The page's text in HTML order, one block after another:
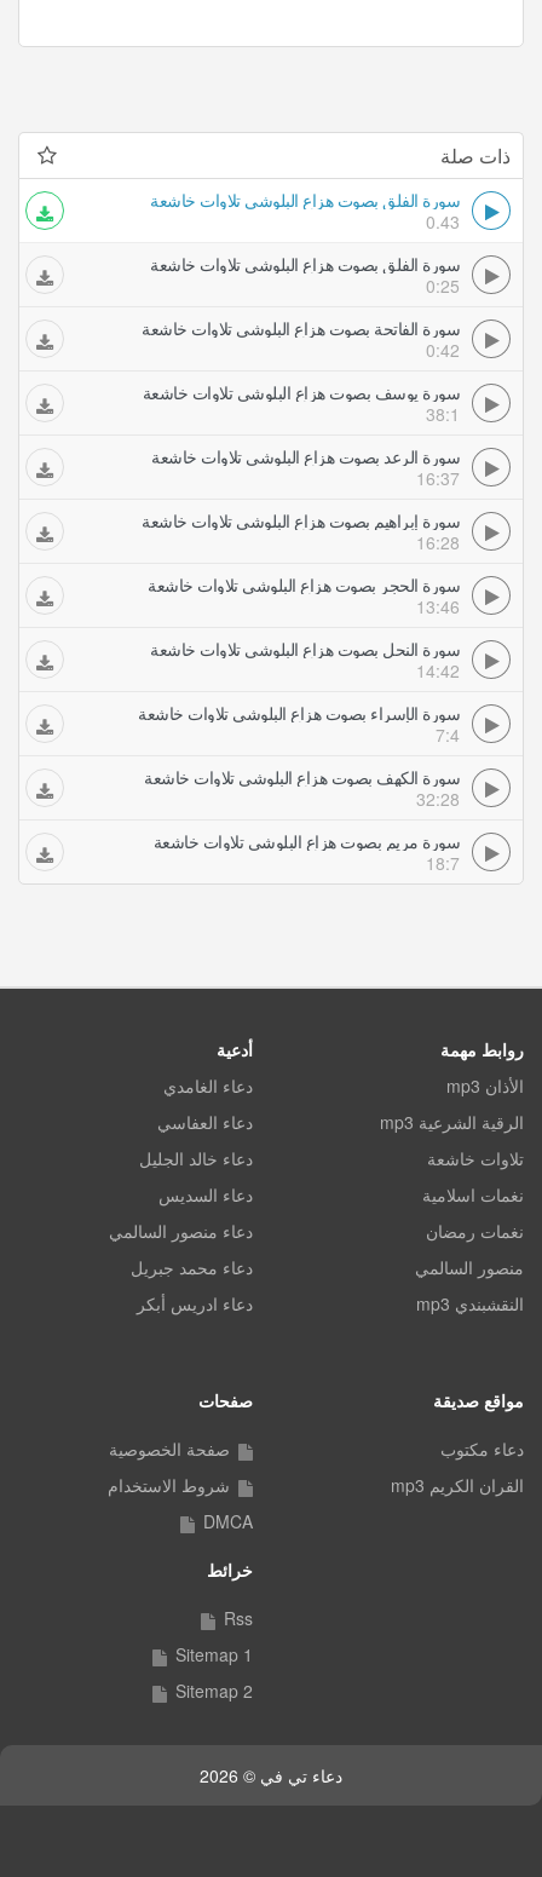
ذات صلة
سورة الفلق بصوت هزاع البلوشي تلاوات خاشعة
0.43
سورة الفلق بصوت هزاع البلوشي تلاوات خاشعة
0:25
سورة الفاتحة بصوت هزاع البلوشي تلاوات خاشعة
0:42
سورة يوسف بصوت هزاع البلوشي تلاوات خاشعة
38:1
سورة الرعد بصوت هزاع البلوشي تلاوات خاشعة
16:37
سورة إبراهيم بصوت هزاع البلوشي تلاوات خاشعة
16:28
سورة الحجر بصوت هزاع البلوشي تلاوات خاشعة
13:46
سورة النحل بصوت هزاع البلوشي تلاوات خاشعة
14:42
سورة الإسراء بصوت هزاع البلوشي تلاوات خاشعة
7:4
سورة الكهف بصوت هزاع البلوشي تلاوات خاشعة
32:28
سورة مريم بصوت هزاع البلوشي تلاوات خاشعة
18:7
روابط مهمة
الأذان mp3
الرقية الشرعية mp3
تلاوات خاشعة
نغمات اسلامية
نغمات رمضان
منصور السالمي
النقشبندي mp3
أدعية
دعاء الغامدي
دعاء العفاسي
دعاء خالد الجليل
دعاء السديس
دعاء منصور السالمي
دعاء محمد جبريل
دعاء ادريس أبكر
مواقع صديقة
دعاء مكتوب
القران الكريم mp3
صفحات
صفحة الخصوصية
شروط الاستخدام
DMCA
خرائط
Rss
Sitemap 1
Sitemap 2
دعاء تي في © 2026